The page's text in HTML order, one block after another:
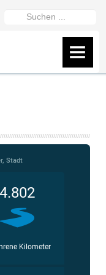
Suchen